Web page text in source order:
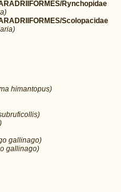
Rynchopidae
Scolopacidae
himantopus)
gallinago)
gallinago)